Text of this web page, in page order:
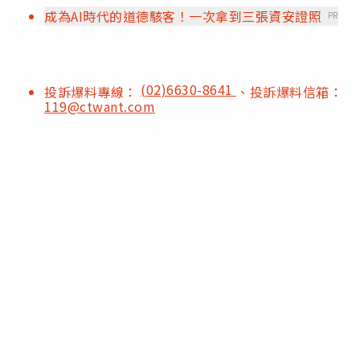
成為AI時代的道德駭客！一次拿到三張資安證照
PR
投訴爆料專線： (02)6630-8641 、投訴爆料信箱：
119@ctwant.com